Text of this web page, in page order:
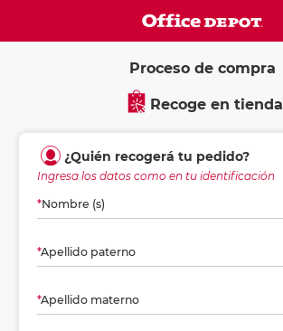
Proceso de compra
Recoge en tienda
¿Quién recogerá tu pedido?
Ingresa los datos como en tu identificación
*Nombre (s)
*Apellido paterno
*Apellido materno